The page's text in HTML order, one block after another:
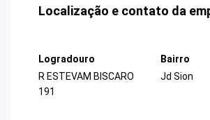
Localização e contato da
Logradouro
R ESTEVAM BISCARO
191
Bairro
Jd Sion